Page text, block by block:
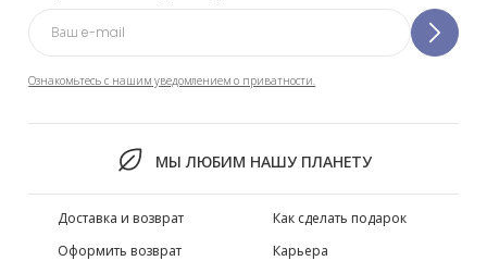
Ознакомьтесь с нашим уведомлением о приватности.
МЫ ЛЮБИМ НАШУ ПЛАНЕТУ
Доставка и возврат
Оформить возврат
Как сделать подарок
Карьера